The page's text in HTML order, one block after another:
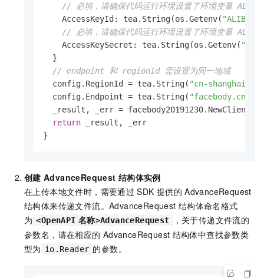
// 必填，请确保代码运行环境设置了环境变量
    AccessKeyId: tea.String(os.Getenv(
// 必填，请确保代码运行环境设置了环境变量
    AccessKeySecret: tea.String(os.Getenv(
  }
// endpoint 和 regionId 需设置为同一地域
  config.RegionId = tea.String(
"cn-shanghai"
  config.Endpoint = tea.String(
"facebody.cn-
_result, _err =
return _result, _err
}
创建 AdvanceRequest 结构体实例
在上传本地文件时，需要通过 SDK 提供的 AdvanceRequest
结构体来传递文件流。AdvanceRequest 结构体命名格式
为 <OpenAPI 名称>AdvanceRequest
，关于传递文件流的
参数名，请在相应的 AdvanceRequest 结构体中查找参数类
型为 io.Reader 的参数。